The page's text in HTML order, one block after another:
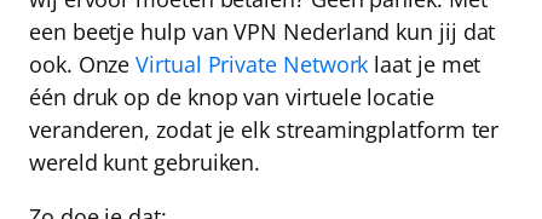
een beetje hulp vanVPN Nederland kun jij dat
ook. OnzeVirtual Private Network laat je met
één druk op de knop vanvirtuele locatie
veranderen, zodat je elk streamingplatform ter
wereld kunt gebruiken.